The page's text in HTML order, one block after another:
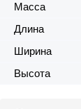
Масса
Длина
Ширина
Высота